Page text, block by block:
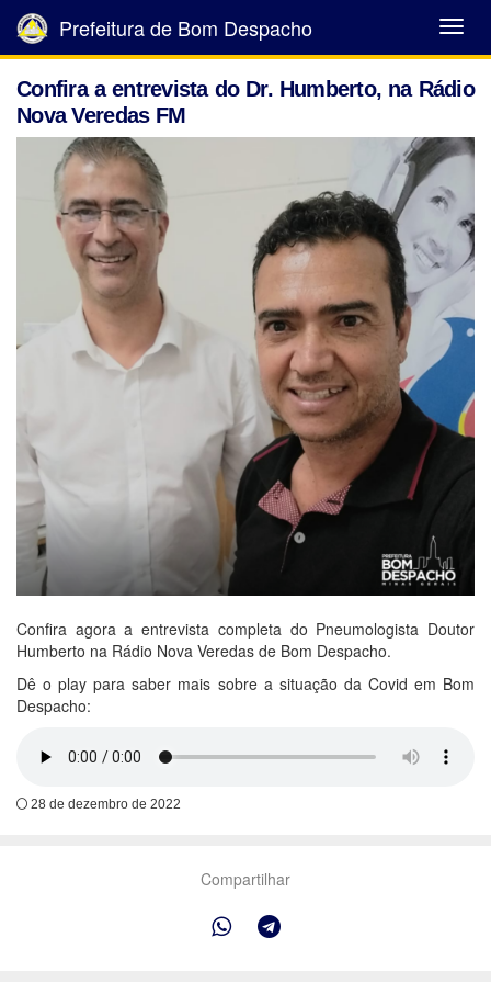
Abrir
Menu
Prefeitura de Bom Despacho
Confira a entrevista do Dr. Humberto, na Rádio
Nova Veredas FM
Confira agora a entrevista completa do Pneumologista Doutor
Humberto na Rádio Nova Veredas de Bom Despacho.
Dê o play para saber mais sobre a situação da Covid em Bom
Despacho:
28 de dezembro de 2022
Compartilhar